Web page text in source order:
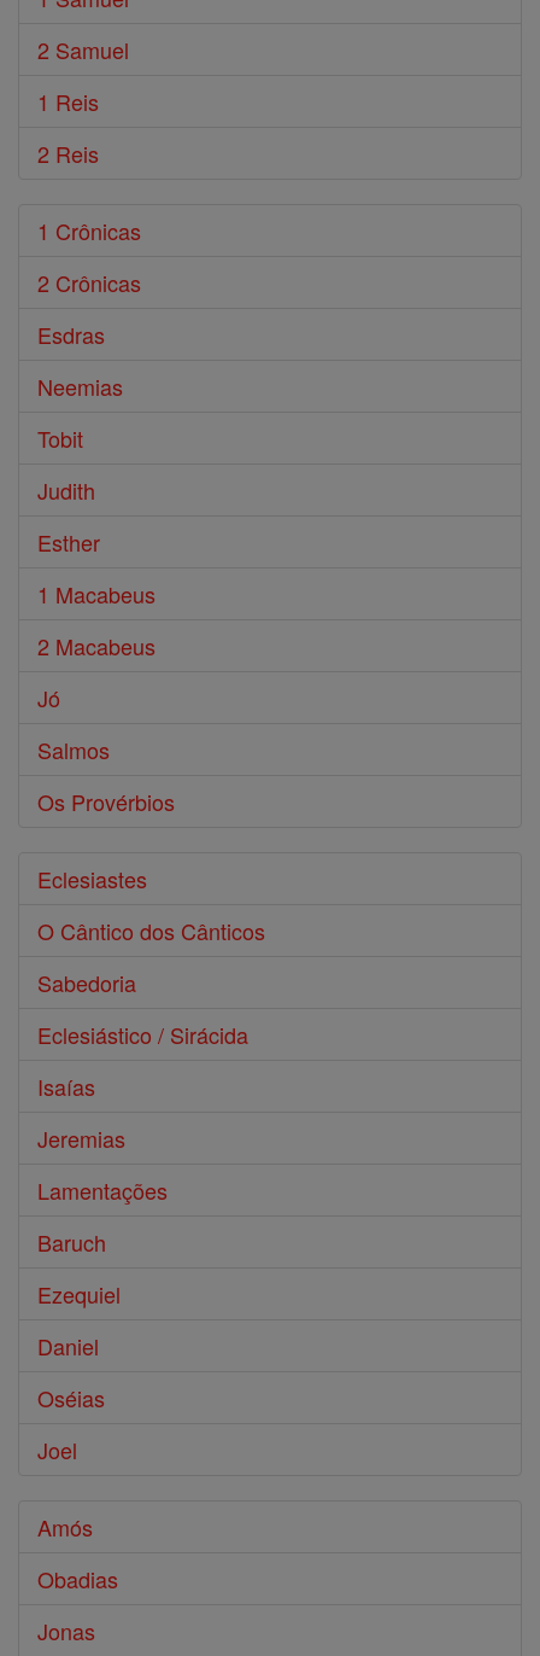
2 Samuel
1 Reis
2 Reis
1 Crônicas
2 Crônicas
Esdras
Neemias
Tobit
Judith
Esther
1 Macabeus
2 Macabeus
Jó
Salmos
Os Provérbios
Eclesiastes
O Cântico dos Cânticos
Sabedoria
Eclesiástico / Sirácida
Isaías
Jeremias
Lamentações
Baruch
Ezequiel
Daniel
Oséias
Joel
Amós
Obadias
Jonas